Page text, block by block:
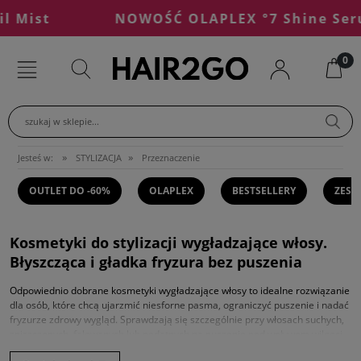
NOWOŚĆ OLAPLEX °7 Shine
szukaj w sklepie...
Jesteś w: » STYLIZACJA » Przeznaczenie
OUTLET DO -60% OLAPLEX BESTSELLERY
Kosmetyki do stylizacji wygładzające włosy.
Błyszcząca i gładka fryzura bez puszenia
Odpowiednio dobrane kosmetyki wygładzające włosy to idealne rozwiązanie
dla osób, które chcą ujarzmić niesforne pasma, ograniczyć puszenie i nadać
fryzurze zdrowy wygląd. Sprawdzają się szczególnie przy włosach suchych,
Dzięki nim stylizacja staje się łatwiejsza, a włosy wyglądają na bardziej